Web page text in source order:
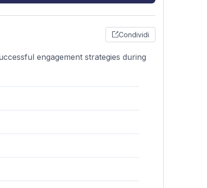
Condividi
engagement strategies during